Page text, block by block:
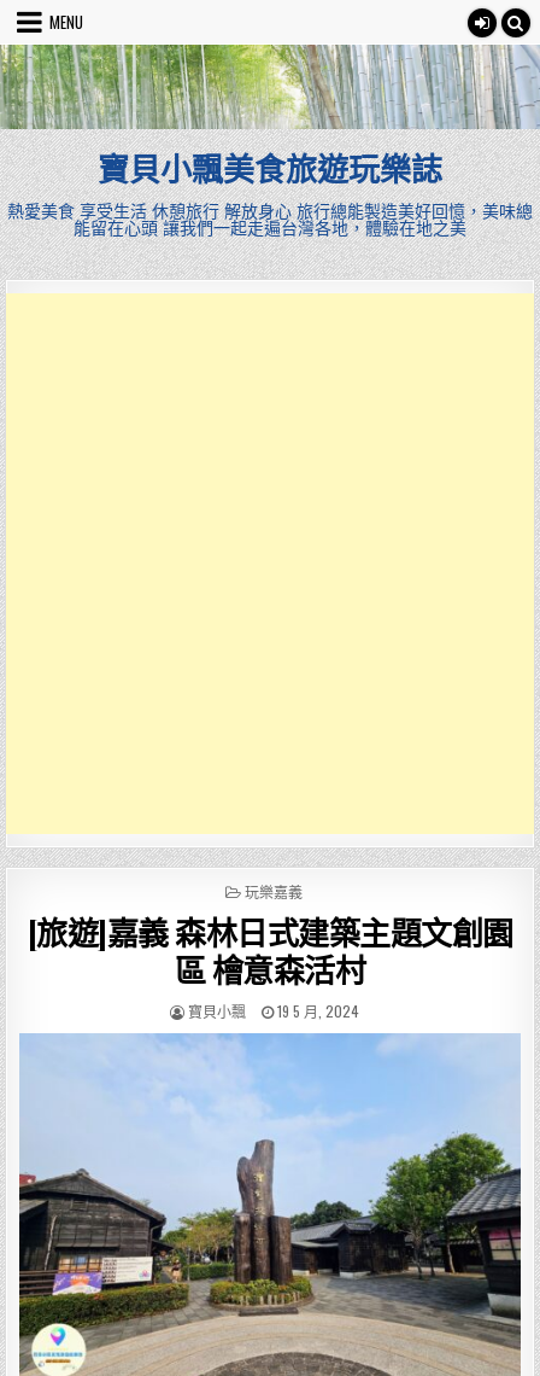
Skip
content
MENU
寶貝小飄美食旅遊玩樂誌
熱愛美食 享受生活 休憩旅行 解放身心 旅行總能製造美好回憶，美味總
能留在心頭 讓我們一起走遍台灣各地，體驗在地之美
POSTED
玩樂嘉義
[旅遊]嘉義 森林日式建築主題文創園
區 檜意森活村
AUTHOR:
寶貝小飄
PUBLISHED
DATE:
19 5 月, 2024